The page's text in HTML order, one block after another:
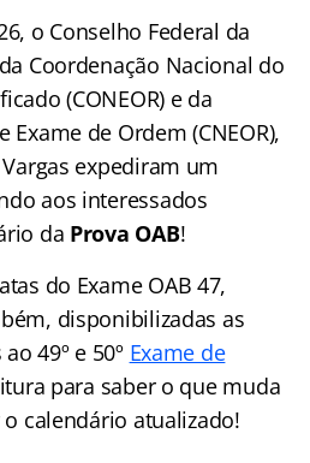
o Conselho Federal da
Coordenação Nacional do
(CONEOR) e da
de Ordem (CNEOR),
expediram um
aos interessados
da Prova OAB!
do Exame OAB 47,
disponibilizadas as
49º e 50º Exame de
para saber o que muda
calendário atualizado!